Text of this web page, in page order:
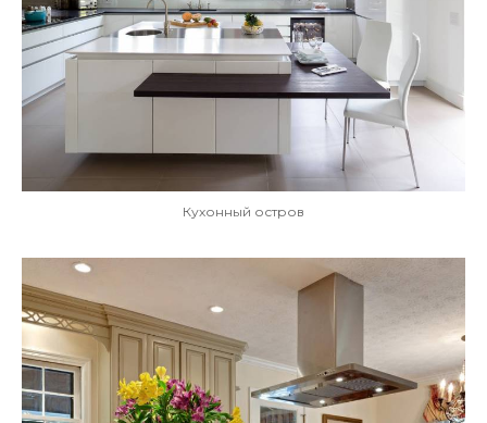
Кухонный остров